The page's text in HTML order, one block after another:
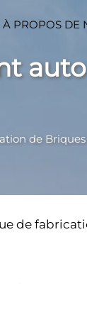
À PROPOS DE
de
de